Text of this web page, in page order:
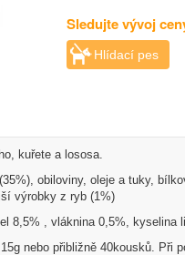
Sledujte vývoj
Hlídací pes
kuřete a lososa.
obiloviny, oleje a tuky,
výrobky z ryb (1%)
8,5% , vláknina 0,5%, kyselina
nebo přibližně 40kousků. Při